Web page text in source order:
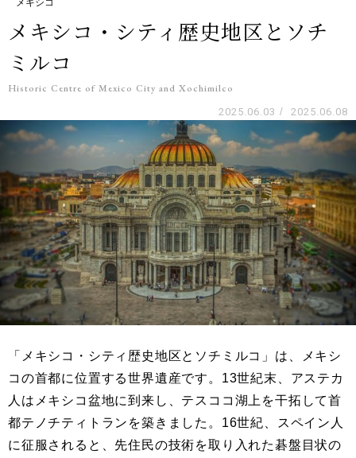
メキシコ
メキシコ・シティ歴史地区とソチ
ミルコ
Historic Centre of Mexico City and Xochimilco
2025.06.03 / 2025.06.08
「メキシコ・シティ歴史地区とソチミルコ」は、メキシ
コの首都に位置する世界遺産です。13世紀末、アステカ
人はメキシコ盆地に到来し、テスココ湖上を干拓して首
都テノチティトランを築きました。16世紀、スペイン人
に征服されると、先住民の技術を取り入れた碁盤目状の